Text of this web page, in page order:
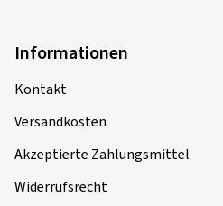
Informationen
Kontakt
Versandkosten
Akzeptierte Zahlungsmittel
Widerrufsrecht